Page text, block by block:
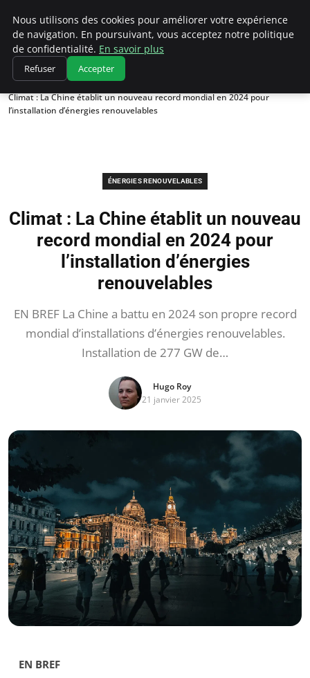
Climatedebtagents
Accueil
Énergies Renouvelables
Climat : La Chine établit un nouveau record mondial en 2024 pour
l’installation d’énergies renouvelables
ÉNERGIES RENOUVELABLES
Climat : La Chine établit un nouveau
record mondial en 2024 pour
l’installation d’énergies
renouvelables
EN BREF La Chine a battu en 2024 son propre record
mondial d’installations d’énergies renouvelables.
Installation de 277 GW de…
Hugo Roy
21 janvier 2025
EN BREF
Nous utilisons des cookies pour améliorer votre expérience
de navigation. En poursuivant, vous acceptez notre politique
de confidentialité. En savoir plus
Refuser Accepter